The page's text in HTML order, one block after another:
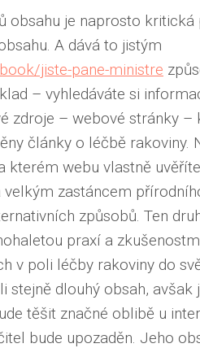
obsahu je naprosto kritická
A dává to jistým
jiste-pane-ministre
– vyhledáváte si
zdroje – webové stránky –
články o léčbě rakoviny.
webu vlastně
velkým zastáncem
způsobů. Ten
praxí a
v poli léčby rakoviny do
stejně dlouhý obsah, avšak
těšit značné oblibě u
bude upozaděn. Jeho